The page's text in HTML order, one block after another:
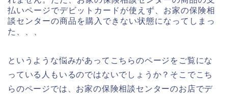
払いページでデビットカードが使えず、お家の保険相
談センターの商品を購入できない状態になってしまっ
た、、、
というような悩みがあってこちらのページをご覧にな
っている人もいるのではないでしょうか？そこでこち
らのページでは、お家の保険相談センターのお店でデ